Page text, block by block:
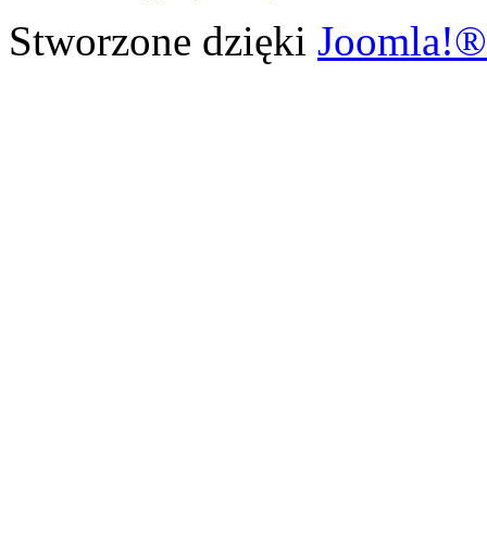
Stworzone dzięki Joomla!®